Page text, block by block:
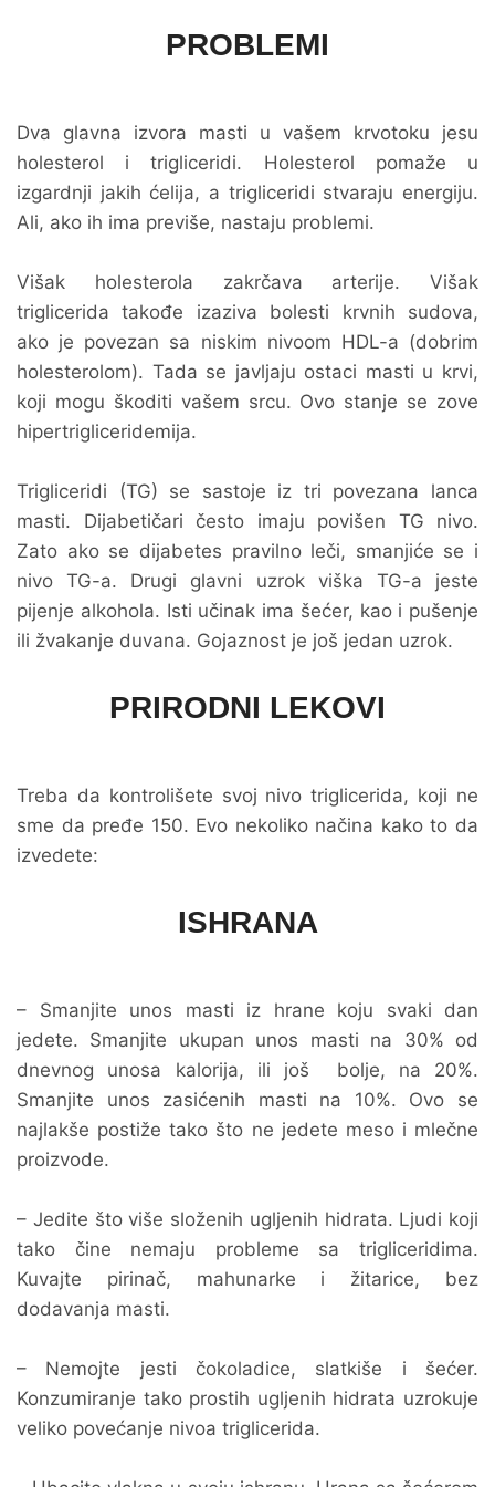
PROBLEMI
Dva glavna izvora masti u vašem krvotoku jesu
holesterol i trigliceridi. Holesterol pomaže u
izgardnji jakih ćelija, a trigliceridi stvaraju energiju.
Ali, ako ih ima previše, nastaju problemi.
Višak holesterola zakrčava arterije. Višak
triglicerida takođe izaziva bolesti krvnih sudova,
ako je povezan sa niskim nivoom HDL-a (dobrim
holesterolom). Tada se javljaju ostaci masti u krvi,
koji mogu škoditi vašem srcu. Ovo stanje se zove
hipertrigliceridemija.
Trigliceridi (TG) se sastoje iz tri povezana lanca
masti. Dijabetičari često imaju povišen TG nivo.
Zato ako se dijabetes pravilno leči, smanjiće se i
nivo TG-a. Drugi glavni uzrok viška TG-a jeste
pijenje alkohola. Isti učinak ima šećer, kao i pušenje
ili žvakanje duvana. Gojaznost je još jedan uzrok.
PRIRODNI LEKOVI
Treba da kontrolišete svoj nivo triglicerida, koji ne
sme da pređe 150. Evo nekoliko načina kako to da
izvedete:
ISHRANA
– Smanjite unos masti iz hrane koju svaki dan
jedete. Smanjite ukupan unos masti na 30% od
dnevnog unosa kalorija, ili još bolje, na 20%.
Smanjite unos zasićenih masti na 10%. Ovo se
najlakše postiže tako što ne jedete meso i mlečne
proizvode.
– Jedite što više složenih ugljenih hidrata. Ljudi koji
tako čine nemaju probleme sa trigliceridima.
Kuvajte pirinač, mahunarke i žitarice, bez
dodavanja masti.
– Nemojte jesti čokoladice, slatkiše i šećer.
Konzumiranje tako prostih ugljenih hidrata uzrokuje
veliko povećanje nivoa triglicerida.